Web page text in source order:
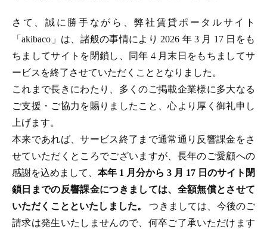
さて、誠に勝手ながら、弊社賃貸ポータルサイト
「akibaco」は、諸般の事情により 2026 年 3 月 17 日をも
ちましてサイトを閉鎖し、同年 4 月末日をもちましてサ
ービスを終了させていただくこととなりました。
これまで長きにわたり、多くのご掲載企業様に多大なる
ご支援・ご協力を賜りましたこと、心より厚く御礼申し
上げます。
本来であれば、サービス終了まで通常通り反響課金をさ
せていただくところでございますが、長年のご愛顧への
感謝を込めまして、 本年 1 月分から 3 月 17 日のサイト閉
鎖日までの反響課金につきましては、全額無償とさせて
いただくことといたしました。つきましては、今後のご
請求は発生いたしませんので、何卒ご了承いただけます